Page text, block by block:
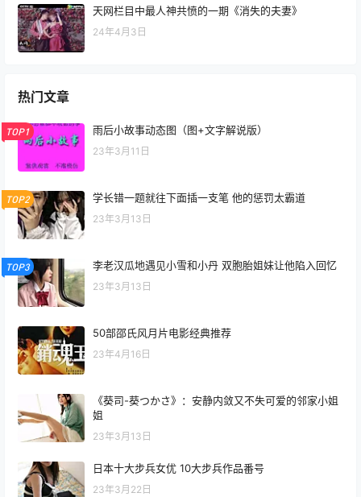
天网栏目中最人神共愤的一期《消失的夫妻》
24年4月3日
热门文章
TOP1 雨后小故事动态图（图+文字解说版）
23年3月11日
TOP2 学长错一题就往下面插一支笔 他的惩罚太霸道
23年3月13日
TOP3 李老汉瓜地遇见小雪和小丹 双胞胎姐妹让他陷入回忆
23年3月13日
50部邵氏风月片电影经典推荐
23年4月16日
《葵司-葵つかさ》：安静内敛又不失可爱的邻家小姐
姐
23年3月13日
日本十大步兵女优 10大步兵作品番号
23年3月22日